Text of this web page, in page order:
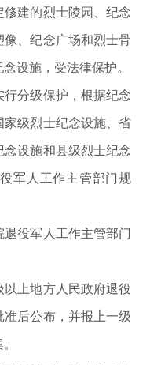
建的烈士陵园、纪念
、纪念广场和烈士骨
设施，受法律保护。
分级保护，根据纪念
级烈士纪念设施、省
设施和县级烈士纪念
军人工作主管部门规
役军人工作主管部门
上地方人民政府退役
后公布，并报上一级